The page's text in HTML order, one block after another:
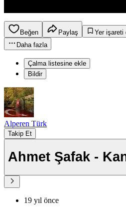
Beğen Paylaş
Yer işareti
Daha fazla
Çalma listesine ekle
Bildir
Alperen Türk
Takip Et
Ahmet Şafak -
19 yıl önce